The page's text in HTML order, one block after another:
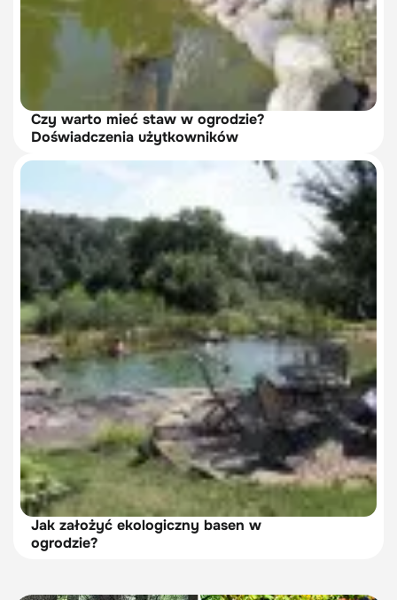
Czy warto mieć staw w ogrodzie?
Doświadczenia użytkowników
Jak założyć ekologiczny basen w
ogrodzie?